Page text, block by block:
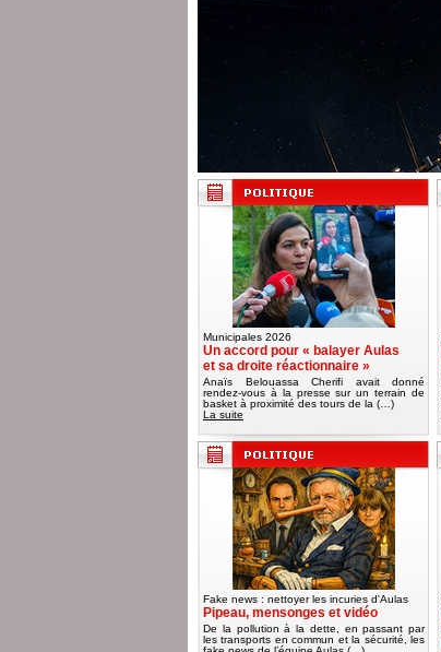
Municipales 2026
Un accord pour « balayer Aulas
et sa droite réactionnaire »
Anaïs Belouassa Cherifi avait donné
rendez-vous à la presse sur un terrain de
basket à proximité des tours de la (…)
La suite
Fake news : nettoyer les incuries d'Aulas
Pipeau, mensonges et vidéo
De la pollution à la dette, en passant par
les transports en commun et la sécurité, les